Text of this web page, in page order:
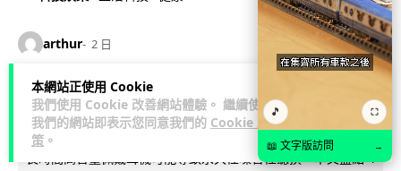
本網站正使用 Cookie
我們使用 Cookie 改善網站體驗。 繼續使用
我們的網站即表示您同意我們的 Cookie 政
策 。
arthur 2 日
AirPods 用家注意聽力響紅燈 醫學界籲
耳機用戶謹守「60-60」鐵律
長時間高音量佩戴耳機可能導致永久性噪音性聽損。本文盤點 4
🎵 ⛶
📖 文字版訪問 →